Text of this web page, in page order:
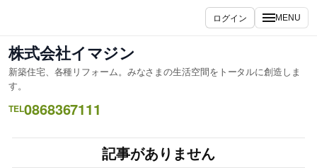
を
ス
キ
ッ
プ
ログイン MENU
株式会社イマジン
新築住宅、各種リフォーム。みなさまの生活空間をトータルに創造しま
す。
TEL0868367111
記事がありません